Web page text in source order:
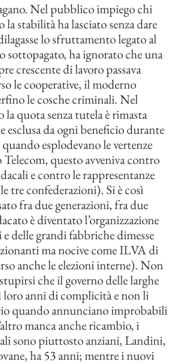
Nel pubblico impiego chi
la stabilità ha lasciato senza dare
lo sfruttamento legato al
sottopagato, ha ignorato che una
crescente di lavoro passava
le cooperative, il moderno
le cosche criminali. Nel
la quota senza tutela è rimasta
esclusa da ogni beneficio durante
esplodevano le vertenze
Telecom, questo avveniva contro
e contro le rappresentanze
tre confederazioni). Si è così
fra due generazioni, fra due
è diventato l’organizzazione
delle grandi fabbriche dimesse
ma nocive come ILVA di
anche le elezioni interne). Non
che il governo delle larghe
loro anni di complicità e non li
quando annunciano improbabili
manca anche ricambio, i
sono piuttosto anziani, Landini,
ha 53 anni; mentre i nuovi